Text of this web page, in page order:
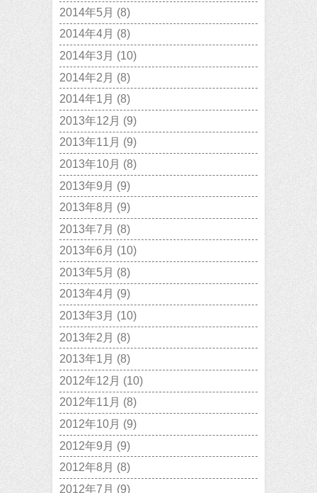
2014年5月 (8)
2014年4月 (8)
2014年3月 (10)
2014年2月 (8)
2014年1月 (8)
2013年12月 (9)
2013年11月 (9)
2013年10月 (8)
2013年9月 (9)
2013年8月 (9)
2013年7月 (8)
2013年6月 (10)
2013年5月 (8)
2013年4月 (9)
2013年3月 (10)
2013年2月 (8)
2013年1月 (8)
2012年12月 (10)
2012年11月 (8)
2012年10月 (9)
2012年9月 (9)
2012年8月 (8)
2012年7月 (9)